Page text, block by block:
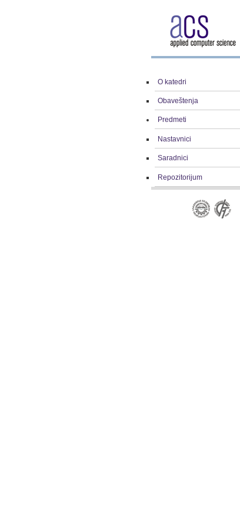
O katedri
Obaveštenja
Predmeti
Nastavnici
Saradnici
Repozitorijum